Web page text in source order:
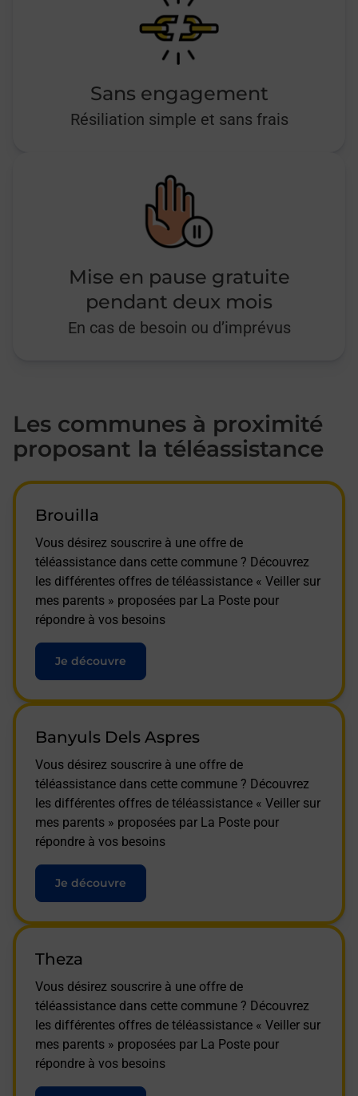
Sans engagement
Résiliation simple et sans frais
Mise en pause gratuite
pendant deux mois
En cas de besoin ou d’imprévus
Les communes à proximité
proposant la téléassistance
Brouilla
Vous désirez souscrire à une offre de
téléassistance dans cette commune ? Découvrez
les différentes offres de téléassistance « Veiller sur
mes parents » proposées par La Poste pour
répondre à vos besoins
Je découvre
Banyuls Dels Aspres
Vous désirez souscrire à une offre de
téléassistance dans cette commune ? Découvrez
les différentes offres de téléassistance « Veiller sur
mes parents » proposées par La Poste pour
répondre à vos besoins
Je découvre
Theza
Vous désirez souscrire à une offre de
téléassistance dans cette commune ? Découvrez
les différentes offres de téléassistance « Veiller sur
mes parents » proposées par La Poste pour
répondre à vos besoins